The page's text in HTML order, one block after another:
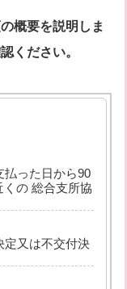
概要を説明しま
ください。
払った日から90
の 総合支所協
定又は不交付決